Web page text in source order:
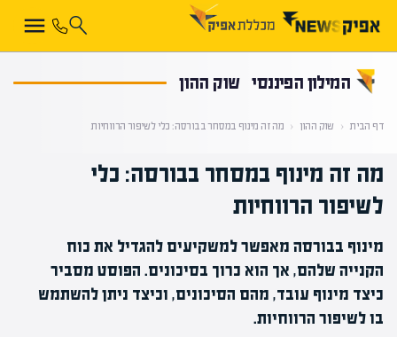
המילון הפיננסי שוק ההון
דף הבית ‹ שוק ההון ‹ מה זה מינוף במסחר בבורסה: כלי לשיפור הרווחיות
מה זה מינוף במסחר בבורסה: כלי
לשיפור הרווחיות
מינוף בבורסה מאפשר למשקיעים להגדיל את כוח
הקנייה שלהם, אך הוא כרוך בסיכונים. הפוסט מסביר
כיצד מינוף עובד, מהם הסיכונים, וכיצד ניתן להשתמש
בו לשיפור הרווחיות.